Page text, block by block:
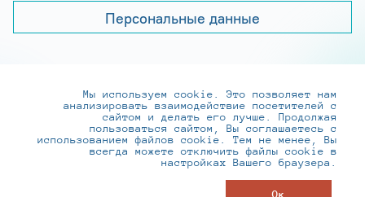
Персональные данные
+7 (495) 737-6192, 8-800-250-0-260
practice@infotecs.ru,hr@infotecs.ru
127273, г. Москва, Отрадная ул., 2Б строение 1
Мы используем cookie. Это позволяет нам
анализировать взаимодействие посетителей с
сайтом и делать его лучше. Продолжая
пользоваться сайтом, Вы соглашаетесь с
использованием файлов cookie. Тем не менее, Вы
всегда можете отключить файлы cookie в
настройках Вашего браузера.
Ок